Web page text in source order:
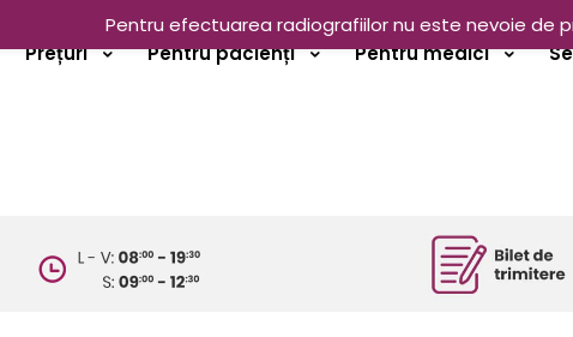
Prețuri Pentru pacienți Pentru medici
Pentru efectuarea radiografiilor nu este nevoie de